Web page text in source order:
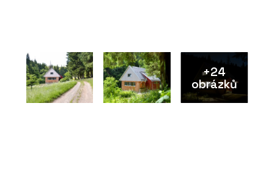
+24
obrázků